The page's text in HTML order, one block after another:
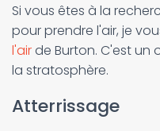
Si vous êtes à la
pour prendre l'air, je
l'airde Burton. C'est un
la stratosphère.
Atterrissage